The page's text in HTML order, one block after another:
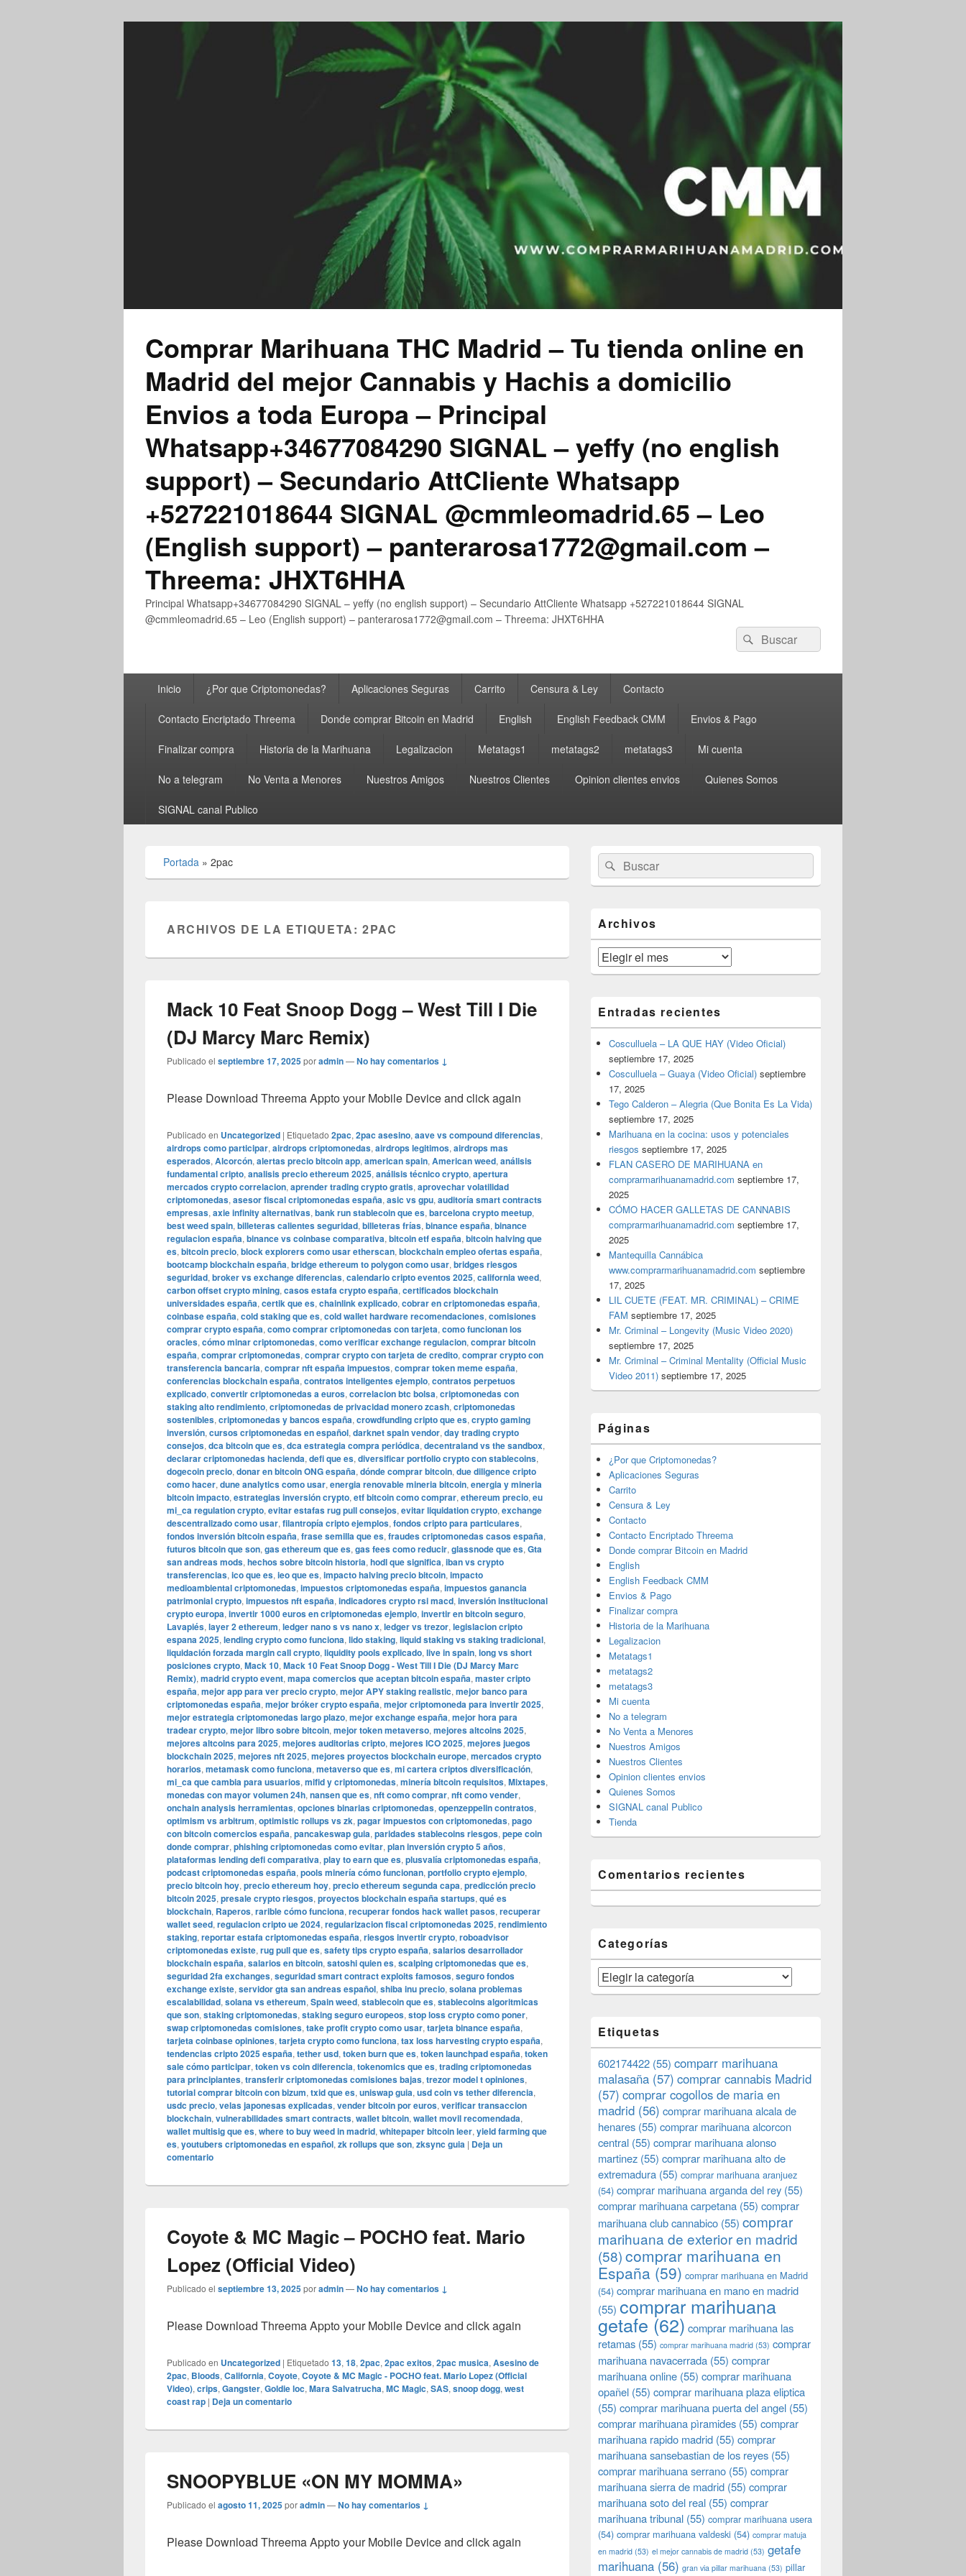
Comprar Marihuana THC Madrid – Tu tienda online en
Madrid del mejor Cannabis y Hachis a domicilio
Envios a toda Europa – Principal
Whatsapp+34677084290 SIGNAL – yeffy (no english
support) – Secundario AttCliente Whatsapp
+527221018644 SIGNAL @cmmleomadrid.65 – Leo
(English support) – panterarosa1772@gmail.com –
Threema: JHXT6HHA
Principal Whatsapp+34677084290 SIGNAL – yeffy (no english support) – Secundario AttCliente Whatsapp +527221018644 SIGNAL
@cmmleomadrid.65 – Leo (English support) – panterarosa1772@gmail.com – Threema: JHXT6HHA
Buscar
por:
Buscar
principalInicio ¿Por que Criptomonedas? Aplicaciones Seguras Carrito Censura & Ley Contacto
Contacto Encriptado Threema Donde comprar Bitcoin en Madrid English English Feedback CMM Envios & Pago
Finalizar compra Historia de la Marihuana Legalizacion Metatags1 metatags2 metatags3 Mi cuenta
No a telegram No Venta a Menores Nuestros Amigos Nuestros Clientes Opinion clientes envios Quienes Somos
SIGNAL canal Publico
Portada » 2pac
ARCHIVOS DE LA ETIQUETA:2PAC
Mack 10 Feat Snoop Dogg – West Till I Die
(DJ Marcy Marc Remix)
Publicado el septiembre 17, 2025poradmin—No hay comentarios ↓
Please Download Threema Appto your Mobile Device and click again
Publicado en Uncategorized | Etiquetado 2pac, 2pac asesino, aave vs compound diferencias,
airdrops como participar, airdrops criptomonedas, airdrops legitimos, airdrops mas
esperados, Alcorcón, alertas precio bitcoin app, american spain, American weed, análisis
fundamental cripto, analisis precio ethereum 2025, análisis técnico crypto, apertura
mercados crypto correlacion, aprender trading crypto gratis, aprovechar volatilidad
criptomonedas, asesor fiscal criptomonedas españa, asic vs gpu, auditoría smart contracts
empresas, axie infinity alternativas, bank run stablecoin que es, barcelona crypto meetup,
best weed spain, billeteras calientes seguridad, billeteras frías, binance españa, binance
regulacion españa, binance vs coinbase comparativa, bitcoin etf españa, bitcoin halving que
es, bitcoin precio, block explorers como usar etherscan, blockchain empleo ofertas españa,
bootcamp blockchain españa, bridge ethereum to polygon como usar, bridges riesgos
seguridad, broker vs exchange diferencias, calendario cripto eventos 2025, california weed,
carbon offset crypto mining, casos estafa crypto españa, certificados blockchain
universidades españa, certik que es, chainlink explicado, cobrar en criptomonedas españa,
coinbase españa, cold staking que es, cold wallet hardware recomendaciones, comisiones
comprar crypto españa, como comprar criptomonedas con tarjeta, como funcionan los
oracles, cómo minar criptomonedas, como verificar exchange regulacion, comprar bitcoin
españa, comprar criptomonedas, comprar crypto con tarjeta de credito, comprar crypto con
transferencia bancaria, comprar nft españa impuestos, comprar token meme españa,
conferencias blockchain españa, contratos inteligentes ejemplo, contratos perpetuos
explicado, convertir criptomonedas a euros, correlacion btc bolsa, criptomonedas con
staking alto rendimiento, criptomonedas de privacidad monero zcash, criptomonedas
sostenibles, criptomonedas y bancos españa, crowdfunding cripto que es, crypto gaming
inversión, cursos criptomonedas en español, darknet spain vendor, day trading crypto
consejos, dca bitcoin que es, dca estrategia compra periódica, decentraland vs the sandbox,
declarar criptomonedas hacienda, defi que es, diversificar portfolio crypto con stablecoins,
dogecoin precio, donar en bitcoin ONG españa, dónde comprar bitcoin, due diligence cripto
como hacer, dune analytics como usar, energia renovable mineria bitcoin, energia y mineria
bitcoin impacto, estrategias inversión crypto, etf bitcoin como comprar, ethereum precio, eu
mi_ca regulation crypto, evitar estafas rug pull consejos, evitar liquidation crypto, exchange
descentralizado como usar, filantropía cripto ejemplos, fondos cripto para particulares,
fondos inversión bitcoin españa, frase semilla que es, fraudes criptomonedas casos españa,
futuros bitcoin que son, gas ethereum que es, gas fees como reducir, glassnode que es, Gta
san andreas mods, hechos sobre bitcoin historia, hodl que significa, iban vs crypto
transferencias, ico que es, ieo que es, impacto halving precio bitcoin, impacto
medioambiental criptomonedas, impuestos criptomonedas españa, impuestos ganancia
patrimonial crypto, impuestos nft españa, indicadores crypto rsi macd, inversión institucional
crypto europa, invertir 1000 euros en criptomonedas ejemplo, invertir en bitcoin seguro,
Lavapiés, layer 2 ethereum, ledger nano s vs nano x, ledger vs trezor, legislacion cripto
espana 2025, lending crypto como funciona, lido staking, liquid staking vs staking tradicional,
liquidación forzada margin call crypto, liquidity pools explicado, live in spain, long vs short
posiciones crypto, Mack 10, Mack 10 Feat Snoop Dogg - West Till I Die (DJ Marcy Marc
Remix), madrid crypto event, mapa comercios que aceptan bitcoin españa, master cripto
españa, mejor app para ver precio crypto, mejor APY staking realistic, mejor banco para
criptomonedas españa, mejor bróker crypto españa, mejor criptomoneda para invertir 2025,
mejor estrategia criptomonedas largo plazo, mejor exchange españa, mejor hora para
tradear crypto, mejor libro sobre bitcoin, mejor token metaverso, mejores altcoins 2025,
mejores altcoins para 2025, mejores auditorias cripto, mejores ICO 2025, mejores juegos
blockchain 2025, mejores nft 2025, mejores proyectos blockchain europe, mercados crypto
horarios, metamask como funciona, metaverso que es, mi cartera criptos diversificación,
mi_ca que cambia para usuarios, mifid y criptomonedas, minería bitcoin requisitos, Mixtapes,
monedas con mayor volumen 24h, nansen que es, nft como comprar, nft como vender,
onchain analysis herramientas, opciones binarias criptomonedas, openzeppelin contratos,
optimism vs arbitrum, optimistic rollups vs zk, pagar impuestos con criptomonedas, pago
con bitcoin comercios españa, pancakeswap guia, paridades stablecoins riesgos, pepe coin
donde comprar, phishing criptomonedas como evitar, plan inversión crypto 5 años,
plataformas lending defi comparativa, play to earn que es, plusvalía criptomonedas españa,
podcast criptomonedas españa, pools minería cómo funcionan, portfolio crypto ejemplo,
precio bitcoin hoy, precio ethereum hoy, precio ethereum segunda capa, predicción precio
bitcoin 2025, presale crypto riesgos, proyectos blockchain españa startups, qué es
blockchain, Raperos, rarible cómo funciona, recuperar fondos hack wallet pasos, recuperar
wallet seed, regulacion cripto ue 2024, regularizacion fiscal criptomonedas 2025, rendimiento
staking, reportar estafa criptomonedas españa, riesgos invertir crypto, roboadvisor
criptomonedas existe, rug pull que es, safety tips crypto españa, salarios desarrollador
blockchain españa, salarios en bitcoin, satoshi quien es, scalping criptomonedas que es,
seguridad 2fa exchanges, seguridad smart contract exploits famosos, seguro fondos
exchange existe, servidor gta san andreas español, shiba inu precio, solana problemas
escalabilidad, solana vs ethereum, Spain weed, stablecoin que es, stablecoins algoritmicas
que son, staking criptomonedas, staking seguro europeos, stop loss crypto como poner,
swap criptomonedas comisiones, take profit crypto como usar, tarjeta binance españa,
tarjeta coinbase opiniones, tarjeta crypto como funciona, tax loss harvesting crypto españa,
tendencias cripto 2025 españa, tether usd, token burn que es, token launchpad españa, token
sale cómo participar, token vs coin diferencia, tokenomics que es, trading criptomonedas
para principiantes, transferir criptomonedas comisiones bajas, trezor model t opiniones,
tutorial comprar bitcoin con bizum, txid que es, uniswap guia, usd coin vs tether diferencia,
usdc precio, velas japonesas explicadas, vender bitcoin por euros, verificar transaccion
blockchain, vulnerabilidades smart contracts, wallet bitcoin, wallet movil recomendada,
wallet multisig que es, where to buy weed in madrid, whitepaper bitcoin leer, yield farming que
es, youtubers criptomonedas en español, zk rollups que son, zksync guia | Deja un
comentario
Coyote & MC Magic – POCHO feat. Mario
Lopez (Official Video)
Publicado el septiembre 13, 2025poradmin—No hay comentarios ↓
Please Download Threema Appto your Mobile Device and click again
Publicado en Uncategorized | Etiquetado 13, 18, 2pac, 2pac exitos, 2pac musica, Asesino de
2pac, Bloods, California, Coyote, Coyote & MC Magic - POCHO feat. Mario Lopez (Official
Video), crips, Gangster, Goldie loc, Mara Salvatrucha, MC Magic, SAS, snoop dogg, west
coast rap | Deja un comentario
SNOOPYBLUE «ON MY MOMMA»
Publicado el agosto 11, 2025poradmin—No hay comentarios ↓
Please Download Threema Appto your Mobile Device and click again
área
de
widget
lateral
primaria
Buscar
por:
Buscar
Archivos
Archivos
Entradas recientes
Cosculluela – LA QUE HAY (Video Oficial)
septiembre 17, 2025
Cosculluela – Guaya (Video Oficial) septiembre
17, 2025
Tego Calderon – Alegria (Que Bonita Es La Vida)
septiembre 17, 2025
Marihuana en la cocina: usos y potenciales
riesgos septiembre 17, 2025
FLAN CASERO DE MARIHUANA en
comprarmarihuanamadrid.com septiembre 17,
2025
CÓMO HACER GALLETAS DE CANNABIS
comprarmarihuanamadrid.com septiembre 17,
2025
Mantequilla Cannábica
www.comprarmarihuanamadrid.com septiembre
17, 2025
LIL CUETE (FEAT. MR. CRIMINAL) – CRIME
FAM septiembre 17, 2025
Mr. Criminal – Longevity (Music Video 2020)
septiembre 17, 2025
Mr. Criminal – Criminal Mentality (Official Music
Video 2011) septiembre 17, 2025
Páginas
¿Por que Criptomonedas?
Aplicaciones Seguras
Carrito
Censura & Ley
Contacto
Contacto Encriptado Threema
Donde comprar Bitcoin en Madrid
English
English Feedback CMM
Envios & Pago
Finalizar compra
Historia de la Marihuana
Legalizacion
Metatags1
metatags2
metatags3
Mi cuenta
No a telegram
No Venta a Menores
Nuestros Amigos
Nuestros Clientes
Opinion clientes envios
Quienes Somos
SIGNAL canal Publico
Tienda
Comentarios recientes
Categorías
Categorías
Etiquetas
602174422 (55) comparr marihuana
malasaña (57) comprar cannabis Madrid
(57) comprar cogollos de maria en
madrid (56) comprar marihuana alcala de
henares (55) comprar marihuana alcorcon
central (55) comprar marihuana alonso
martinez (55) comprar marihuana alto de
extremadura (55) comprar marihuana aranjuez
(54) comprar marihuana arganda del rey (55)
comprar marihuana carpetana (55) comprar
marihuana club cannabico (55) comprar
marihuana de exterior en madrid
(58)comprar marihuana en
España (59) comprar marihuana en Madrid
(54) comprar marihuana en mano en madrid
(55) comprar marihuana
getafe (62) comprar marihuana las
retamas (55) comprar marihuana madrid (53) comprar
marihuana navacerrada (55) comprar
marihuana online (55) comprar marihuana
opañel (55) comprar marihuana plaza eliptica
(55) comprar marihuana puerta del angel (55)
comprar marihuana pìramides (55) comprar
marihuana rapido madrid (55) comprar
marihuana sansebastian de los reyes (55)
comprar marihuana serrano (55) comprar
marihuana sierra de madrid (55) comprar
marihuana soto del real (55) comprar
marihuana tribunal (55) comprar marihuana usera
(54) comprar marihuana valdeski (54) comprar matuja
en madrid (53) el mejor cannabis de madrid (53) getafe
marihuana (56) gran via pillar marihuana (53) pillar